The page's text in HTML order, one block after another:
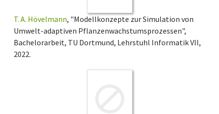
T. A. Hövelmann, "Modellkonzepte zur Simulation von
Umwelt-adaptiven Pflanzenwachstumsprozessen",
Bachelorarbeit, TU Dortmund, Lehrstuhl Informatik VII,
2022.